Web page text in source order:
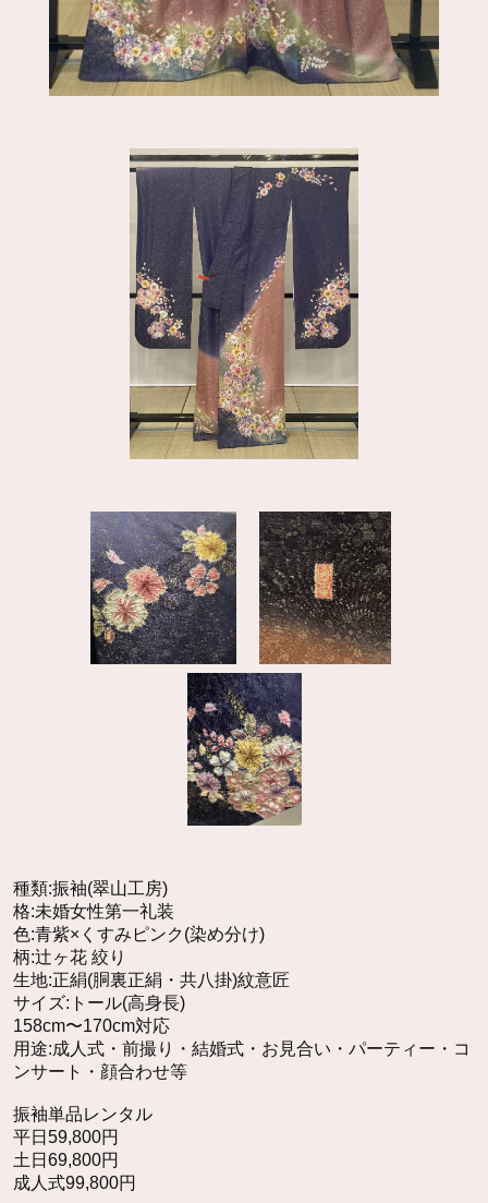
種類:振袖(翠山工房)
格:未婚女性第一礼装
色:青紫×くすみピンク(染め分け)
柄:辻ヶ花 絞り
生地:正絹(胴裏正絹・共八掛)紋意匠
サイズ:トール(高身長)
158cm〜170cm対応
用途:成人式・前撮り・結婚式・お見合い・パーティー・コ
ンサート・顔合わせ等
振袖単品レンタル
平日59,800円
土日69,800円
成人式99,800円